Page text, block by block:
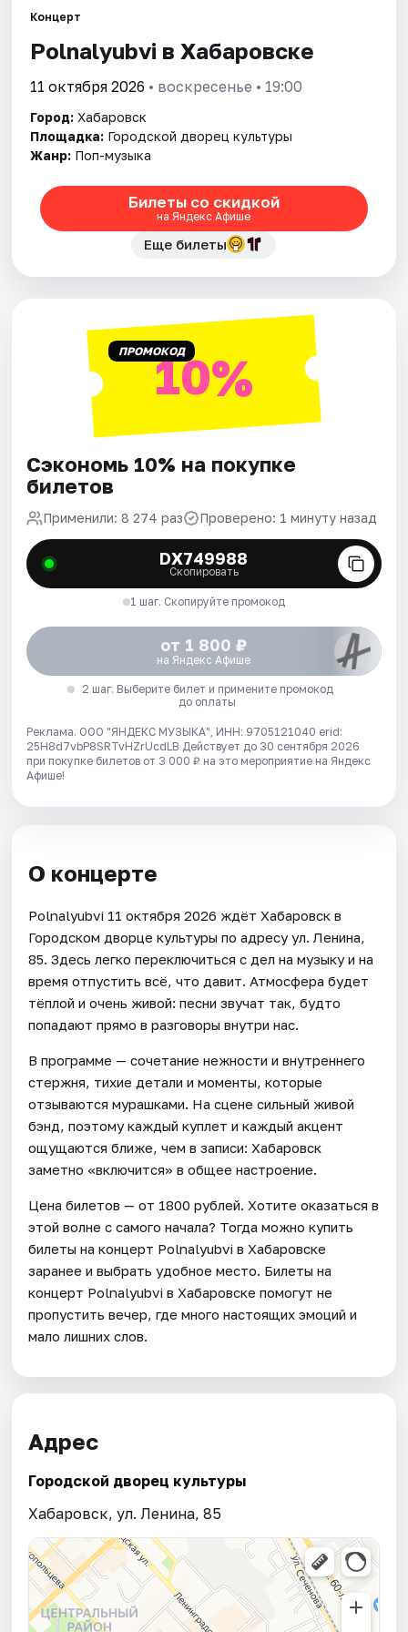
Площадки
Артисты
Рейтинги
Концерт
Polnalyubvi в Хабаровске
11 октября 2026 • воскресенье • 19:00
Город: Хабаровск
Площадка: Городской дворец культуры
Жанр: Поп-музыка
Билеты со скидкой
на Яндекс Афише
Еще билеты
ПРОМОКОД10%
Сэкономь 10% на покупке
билетов
Применили: 8 274 раз Проверено: 1 минуту назад
DX749988
Скопировать
1 шаг. Скопируйте промокод
от 1 800 ₽
на Яндекс Афише
2 шаг. Выберите билет и примените промокод
до оплаты
Реклама. ООО "ЯНДЕКС МУЗЫКА", ИНН: 9705121040 erid:
25H8d7vbP8SRTvHZrUcdLB Действует до 30 сентября 2026
при покупке билетов от 3 000 ₽ на это мероприятие на Яндекс
Афише!
О концерте
Polnalyubvi 11 октября 2026 ждёт Хабаровск в
Городском дворце культуры по адресу ул. Ленина,
85. Здесь легко переключиться с дел на музыку и на
время отпустить всё, что давит. Атмосфера будет
тёплой и очень живой: песни звучат так, будто
попадают прямо в разговоры внутри нас.
В программе — сочетание нежности и внутреннего
стержня, тихие детали и моменты, которые
отзываются мурашками. На сцене сильный живой
бэнд, поэтому каждый куплет и каждый акцент
ощущаются ближе, чем в записи: Хабаровск
заметно «включится» в общее настроение.
Цена билетов — от 1800 рублей. Хотите оказаться в
этой волне с самого начала? Тогда можно купить
билеты на концерт Polnalyubvi в Хабаровске
заранее и выбрать удобное место. Билеты на
концерт Polnalyubvi в Хабаровске помогут не
пропустить вечер, где много настоящих эмоций и
мало лишних слов.
Адрес
Городской дворец культуры
Хабаровск, ул. Ленина, 85